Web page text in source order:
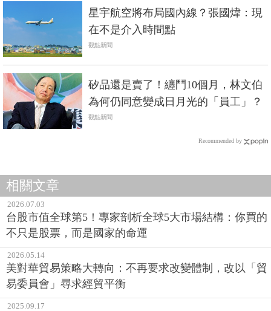
星宇航空將布局國內線？張國煒：現
在不是介入時間點
觀點新聞
矽品還是賣了！纏鬥10個月，林文伯
為何仍同意變成日月光的「員工」？
觀點新聞
Recommended by
相關文章
2026.07.03
台股市值全球第5！專家剖析全球5大市場結構：你買的
不只是股票，而是國家的命運
2026.05.14
美對華貿易策略大轉向：不再要求改變體制，改以「貿
易委員會」尋求經貿平衡
2025.09.17